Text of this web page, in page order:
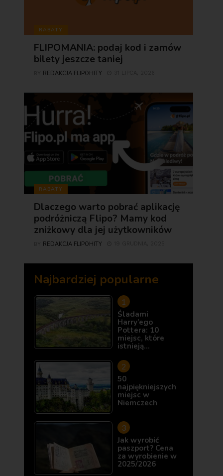
RABATY
FLIPOMANIA: podaj kod i zamów
bilety jeszcze taniej
REDAKCJA FLIPOHITY
RABATY
Dlaczego warto pobrać aplikację
podróżniczą Flipo? Mamy kod
zniżkowy dla jej użytkowników
REDAKCJA FLIPOHITY
Najbardziej popularne
Śladami
Harry’ego
Pottera: 10
miejsc, które
istnieją…
50
najpiękniejszych
miejsc w
Niemczech
Jak wyrobić
paszport? Cena
za wyrobienie w
2025/2026